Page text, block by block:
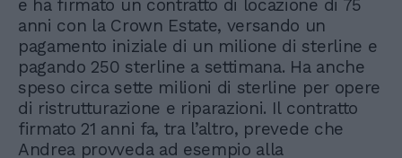
e ha firmato un contratto di locazione di 75
anni con la Crown Estate, versando un
pagamento iniziale di un milione di sterline e
pagando 250 sterline a settimana. Ha anche
speso circa sette milioni di sterline per opere
di ristrutturazione e riparazioni. Il contratto
firmato 21 anni fa, tra l’altro, prevede che
Andrea provveda ad esempio alla